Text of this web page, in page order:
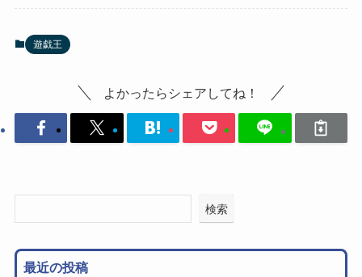
遊戯王
よかったらシェアしてね！
検索
最近の投稿